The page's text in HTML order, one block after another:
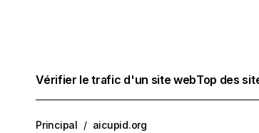
Vérifier le trafic d'un site webTop des
Principal / aicupid.org